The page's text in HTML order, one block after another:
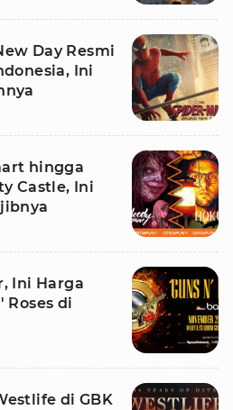
Day Resmi
Ini
hingga
Castle, Ini
Ini Harga
Roses di
di GBK